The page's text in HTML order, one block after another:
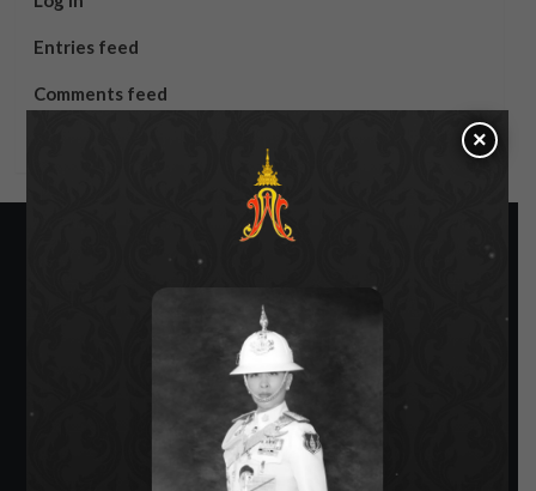
Entries feed
Comments feed
SIAMRATH VARIETY
×